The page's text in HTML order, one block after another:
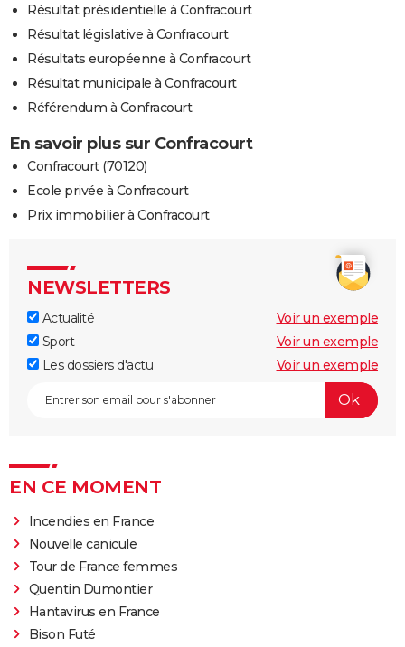
Résultat présidentielle à Confracourt
Résultat législative à Confracourt
Résultats européenne à Confracourt
Résultat municipale à Confracourt
Référendum à Confracourt
En savoir plus sur Confracourt
Confracourt (70120)
Ecole privée à Confracourt
Prix immobilier à Confracourt
NEWSLETTERS
Actualité
Voir un exemple
Sport
Voir un exemple
Les dossiers d'actu
Voir un exemple
EN CE MOMENT
Incendies en France
Nouvelle canicule
Tour de France femmes
Quentin Dumontier
Hantavirus en France
Bison Futé